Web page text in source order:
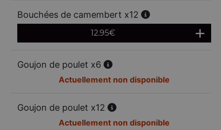
Bouchées de camembert x12
12.95€
Goujon de poulet x6
Actuellement non disponible
Goujon de poulet x12
Actuellement non disponible